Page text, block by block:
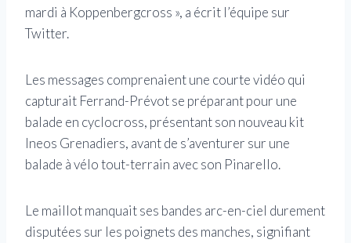
mardi à Koppenbergcross », a écrit l’équipe sur
Twitter.
Les messages comprenaient une courte vidéo qui
capturait Ferrand-Prévot se préparant pour une
balade en cyclocross, présentant son nouveau kit
Ineos Grenadiers, avant de s’aventurer sur une
balade à vélo tout-terrain avec son Pinarello.
Le maillot manquait ses bandes arc-en-ciel durement
disputées sur les poignets des manches, signifiant